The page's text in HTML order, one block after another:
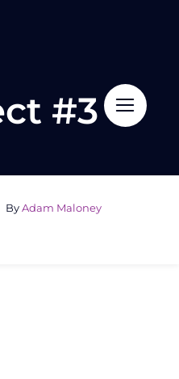
#3
ByAdam Maloney